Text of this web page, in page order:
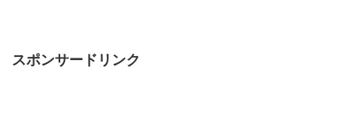
スポンサードリンク